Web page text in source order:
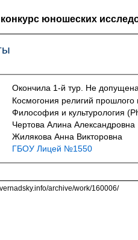
юношеских
Окончила 1-й тур. Не
Космогония религий прошлого
Философия и культурология
Чертова Алина Александровна
Жилякова Анна Викторовна
ГБОУ Лицей №1550
archive/work/160006/